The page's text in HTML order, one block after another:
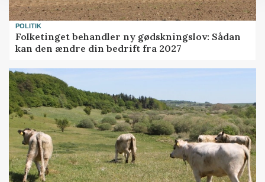
POLITIK
Folketinget behandler ny gødskningslov: Sådan
kan den ændre din bedrift fra 2027